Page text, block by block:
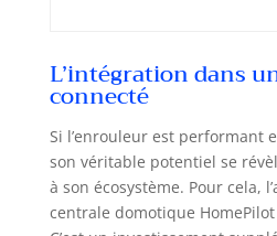
L’intégration dans
connecté
Si l’enrouleur est performant
son véritable potentiel se
à son écosystème. Pour cela,
centrale domotique